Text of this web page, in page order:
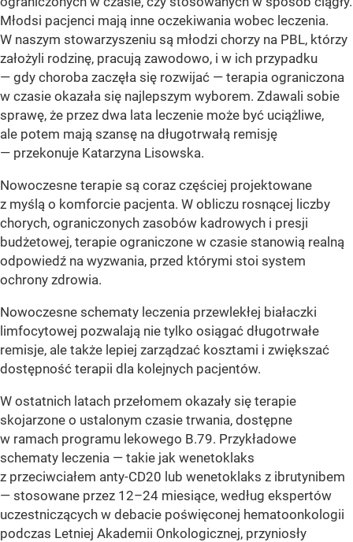
Młodsi pacjenci mają inne oczekiwania wobec leczenia.
W naszym stowarzyszeniu są młodzi chorzy na PBL, którzy
założyli rodzinę, pracują zawodowo, i w ich przypadku
— gdy choroba zaczęła się rozwijać — terapia ograniczona
w czasie okazała się najlepszym wyborem. Zdawali sobie
sprawę, że przez dwa lata leczenie może być uciążliwe,
ale potem mają szansę na długotrwałą remisję
— przekonuje Katarzyna Lisowska.
Nowoczesne terapie są coraz częściej projektowane
z myślą o komforcie pacjenta. W obliczu rosnącej liczby
chorych, ograniczonych zasobów kadrowych i presji
budżetowej, terapie ograniczone w czasie stanowią realną
odpowiedź na wyzwania, przed którymi stoi system
ochrony zdrowia.
Nowoczesne schematy leczenia przewlekłej białaczki
limfocytowej pozwalają nie tylko osiągać długotrwałe
remisje, ale także lepiej zarządzać kosztami i zwiększać
dostępność terapii dla kolejnych pacjentów.
W ostatnich latach przełomem okazały się terapie
skojarzone o ustalonym czasie trwania, dostępne
w ramach programu lekowego B.79. Przykładowe
schematy leczenia — takie jak wenetoklaks
z przeciwciałem anty-CD20 lub wenetoklaks z ibrutynibem
— stosowane przez 12–24 miesiące, według ekspertów
uczestniczących w debacie poświęconej hematoonkologii
podczas Letniej Akademii Onkologicznej, przyniosły